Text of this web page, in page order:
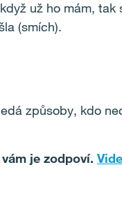
už ho mám,
(smích).
způsoby, kdo
je zodpoví.